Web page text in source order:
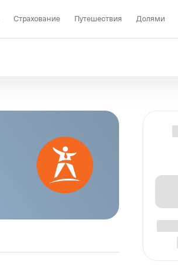
Страхование Путешествия Долями